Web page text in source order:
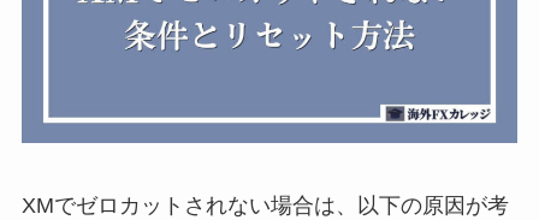
XMでゼロカットされない場合は、以下の原因が考